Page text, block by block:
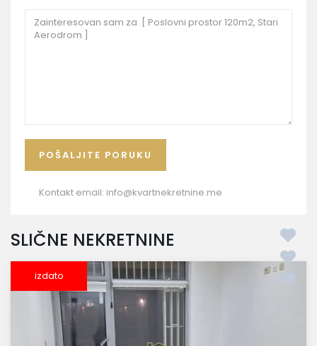
Kontakt email: info@kvartnekretnine.me
SLIČNE NEKRETNINE
izdato